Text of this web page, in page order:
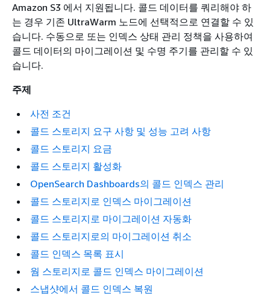
Amazon S3 에서 지원됩니다. 콜드 데이터를 쿼리해야 하
는 경우 기존 UltraWarm 노드에 선택적으로 연결할 수 있
습니다. 수동으로 또는 인덱스 상태 관리 정책을 사용하여
콜드 데이터의 마이그레이션 및 수명 주기를 관리할 수 있
습니다.
주제
사전 조건
콜드 스토리지 요구 사항 및 성능 고려 사항
콜드 스토리지 요금
콜드 스토리지 활성화
OpenSearch Dashboards의 콜드 인덱스 관리
콜드 스토리지로 인덱스 마이그레이션
콜드 스토리지로 마이그레이션 자동화
콜드 스토리지로의 마이그레이션 취소
콜드 인덱스 목록 표시
웜 스토리지로 콜드 인덱스 마이그레이션
스냅샷에서 콜드 인덱스 복원